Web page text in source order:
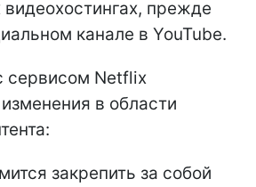
прежде
канале в YouTube.
сервисом Netflix
в области
закрепить за собой